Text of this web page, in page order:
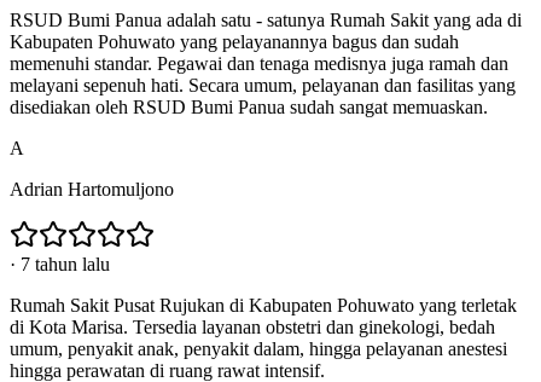
RSUD Bumi Panua adalah satu - satunya Rumah Sakit yang ada di
Kabupaten Pohuwato yang pelayanannya bagus dan sudah
memenuhi standar. Pegawai dan tenaga medisnya juga ramah dan
melayani sepenuh hati. Secara umum, pelayanan dan fasilitas yang
disediakan oleh RSUD Bumi Panua sudah sangat memuaskan.
A
Adrian Hartomuljono
· 7 tahun lalu
Rumah Sakit Pusat Rujukan di Kabupaten Pohuwato yang terletak
di Kota Marisa. Tersedia layanan obstetri dan ginekologi, bedah
umum, penyakit anak, penyakit dalam, hingga pelayanan anestesi
hingga perawatan di ruang rawat intensif.